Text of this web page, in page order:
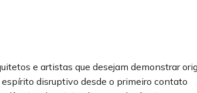
e artistas que desejam demonstrar
espírito disruptivo desde o primeiro contato